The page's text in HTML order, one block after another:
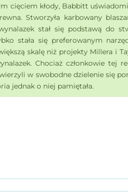
cięciem kłody, Babbitt
Stworzyła karbowany
stał się podstawą do
stała się preferowanym
skalę niż projekty Millera i
Chociaż członkowie tej
w swobodne dzielenie się
jednak o niej pamiętała.